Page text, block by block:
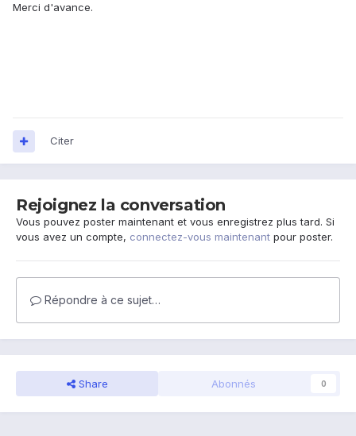
Merci d'avance.
Citer
Rejoignez la conversation
Vous pouvez poster maintenant et vous enregistrez plus tard. Si
vous avez un compte, connectez-vous maintenant pour poster.
Répondre à ce sujet…
Share Abonnés 0